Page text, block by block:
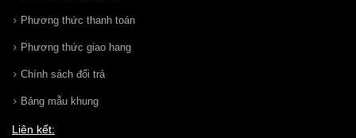
Phương thức thanh toán
Phương thức giao hang
Chính sách đổi trả
Bảng mẫu khung
Liên kết: